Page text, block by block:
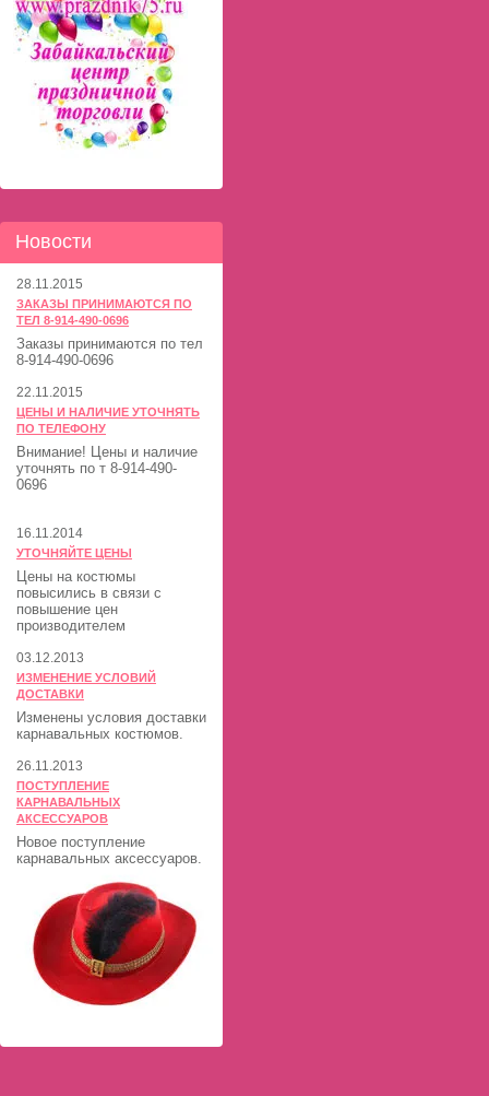
Новости
28.11.2015
ЗАКАЗЫ ПРИНИМАЮТСЯ ПО
ТЕЛ 8-914-490-0696
Заказы принимаются по тел
8-914-490-0696
22.11.2015
ЦЕНЫ И НАЛИЧИЕ УТОЧНЯТЬ
ПО ТЕЛЕФОНУ
Внимание! Цены и наличие
уточнять по т 8-914-490-
0696
16.11.2014
УТОЧНЯЙТЕ ЦЕНЫ
Цены на костюмы
повысились в связи с
повышение цен
производителем
03.12.2013
ИЗМЕНЕНИЕ УСЛОВИЙ
ДОСТАВКИ
Изменены условия доставки
карнавальных костюмов.
26.11.2013
ПОСТУПЛЕНИЕ
КАРНАВАЛЬНЫХ
АКСЕССУАРОВ
Новое поступление
карнавальных аксессуаров.